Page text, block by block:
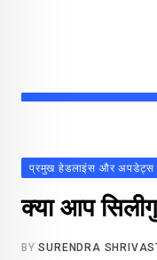
प्रमुख हेडलाइंस और अपडेट्स
क्या आप
BYSURENDRA